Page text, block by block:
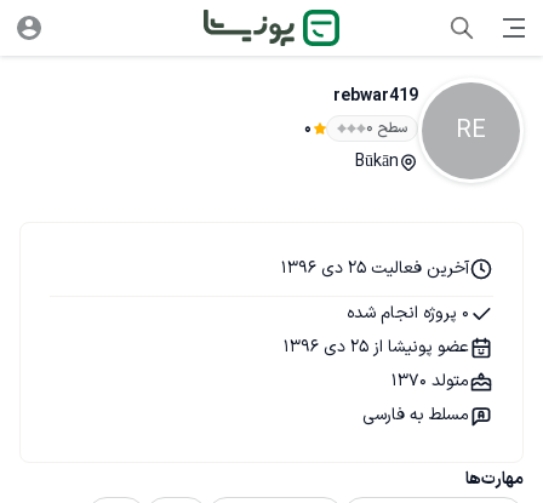
RE
rebwar419
سطح ۰ 0
Būkān
مهارت‌ها
آخرین فعالیت 25 دی 1396
0 پروژه انجام شده
عضو پونیشا از 25 دی 1396
متولد 1370
مسلط به فارسی